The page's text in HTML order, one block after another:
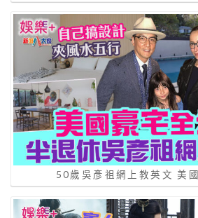
50歲吳彥祖網上教英文 美